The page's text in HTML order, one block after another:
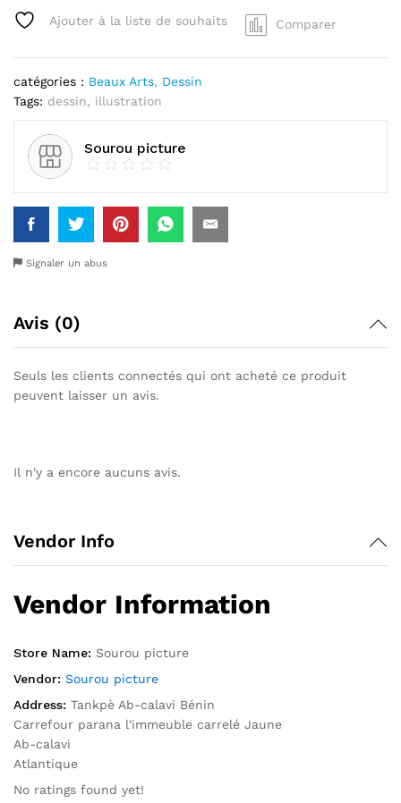
activitéAjouter à la liste de souhaits Comparer
catégories : Beaux Arts, Dessin
Tags: dessin, illustration
Sourou picture
Signaler un abus
Avis (0)
Seuls les clients connectés qui ont acheté ce produit
peuvent laisser un avis.
Il n'y a encore aucuns avis.
Vendor Info
Vendor Information
Store Name: Sourou picture
Vendor: Sourou picture
Address: Tankpè Ab-calavi Bénin
Carrefour parana l'immeuble carrelé Jaune
Ab-calavi
Atlantique
No ratings found yet!